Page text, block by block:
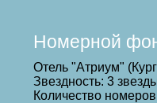
Номерной
Отель "Атриум"
Звездность: 3
Количество